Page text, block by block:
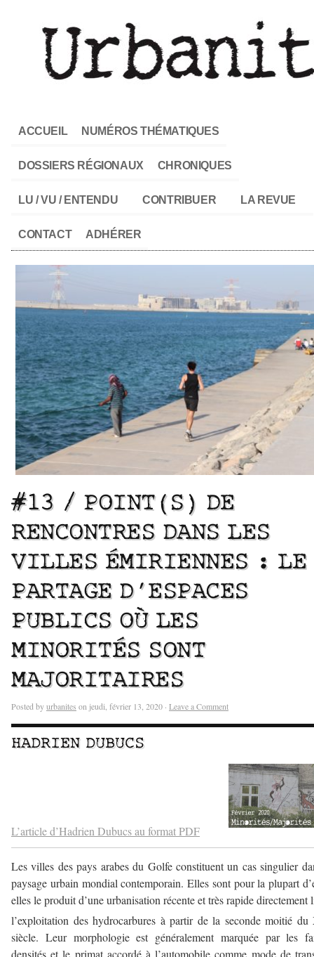
ACCUEIL NUMÉROS THÉMATIQUES
DOSSIERS RÉGIONAUX CHRONIQUES
LU / VU / ENTENDU CONTRIBUER LA REVUE
CONTACT ADHÉRER
#13 / POINT(S) DE
RENCONTRES DANS LES
VILLES ÉMIRIENNES : LE
PARTAGE D’ESPACES
PUBLICS OÙ LES
MINORITÉS SONT
MAJORITAIRES
Posted byurbanites on jeudi, février 13, 2020 · Leave a Comment
HADRIEN DUBUCS
L’article d’Hadrien Dubucs au format PDF
Les villes des pays arabes du Golfe constituent un cas singulier
paysage urbain mondial contemporain. Elles sont pour la plupart
elles le produit d’une urbanisation récente et très rapide directement
l’exploitation des hydrocarbures à partir de la seconde moitié
siècle. Leur morphologie est généralement marquée par les
densités et le primat accordé à l’automobile comme mode de